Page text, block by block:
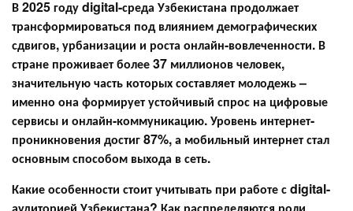
В 2025 году digital-среда Узбекистана продолжает
трансформироваться под влиянием демографических
сдвигов, урбанизации и роста онлайн-вовлеченности. В
стране проживает более 37 миллионов человек,
значительную часть которых составляет молодежь –
именно она формирует устойчивый спрос на цифровые
сервисы и онлайн-коммуникацию. Уровень интернет-
проникновения достиг 87%, а мобильный интернет стал
основным способом выхода в сеть.
Какие особенности стоит учитывать при работе с digital-